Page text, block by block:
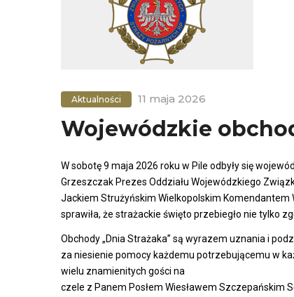
Aktualności 11 maja 2026
Wojewódzkie
W sobotę 9 maja 2026 roku w Pile odbyły się
Grzeszczak Prezes Oddziału Wojewódzkiego
Jackiem Strużyńskim Wielkopolskim Komendantem
sprawiła, że strażackie święto przebiegło nie tylko
Obchody „Dnia Strażaka” są wyrazem uznania i
za niesienie pomocy każdemu potrzebującemu w
wielu znamienitych gości na
czele z Panem Posłem Wiesławem